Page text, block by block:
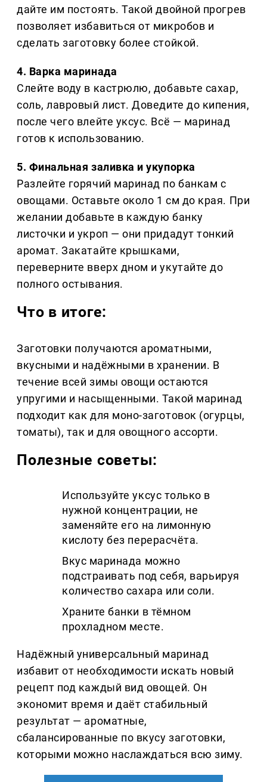
дайте им постоять. Такой двойной прогрев
позволяет избавиться от микробов и
сделать заготовку более стойкой.
4. Варка маринада
Слейте воду в кастрюлю, добавьте сахар,
соль, лавровый лист. Доведите до кипения,
после чего влейте уксус. Всё — маринад
готов к использованию.
5. Финальная заливка и укупорка
Разлейте горячий маринад по банкам с
овощами. Оставьте около 1 см до края. При
желании добавьте в каждую банку
листочки и укроп — они придадут тонкий
аромат. Закатайте крышками,
переверните вверх дном и укутайте до
полного остывания.
Что в итоге:
Заготовки получаются ароматными,
вкусными и надёжными в хранении. В
течение всей зимы овощи остаются
упругими и насыщенными. Такой маринад
подходит как для моно-заготовок (огурцы,
томаты), так и для овощного ассорти.
Полезные советы:
Используйте уксус только в
нужной концентрации, не
заменяйте его на лимонную
кислоту без перерасчёта.
Вкус маринада можно
подстраивать под себя, варьируя
количество сахара или соли.
Храните банки в тёмном
прохладном месте.
Надёжный универсальный маринад
избавит от необходимости искать новый
рецепт под каждый вид овощей. Он
экономит время и даёт стабильный
результат — ароматные,
сбалансированные по вкусу заготовки,
которыми можно наслаждаться всю зиму.